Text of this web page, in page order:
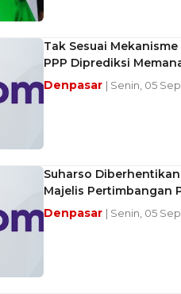
Tak Sesuai
PPP Diprediksi
Denpasar | Senin, 05
Suharso
Majelis Pertimbangan
Denpasar | Senin, 05